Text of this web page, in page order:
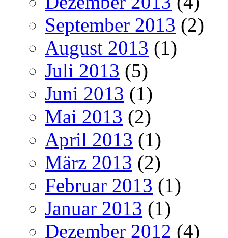
September 2013 (2)
August 2013 (1)
Juli 2013 (5)
Juni 2013 (1)
Mai 2013 (2)
April 2013 (1)
März 2013 (2)
Februar 2013 (1)
Januar 2013 (1)
Dezember 2012 (4)